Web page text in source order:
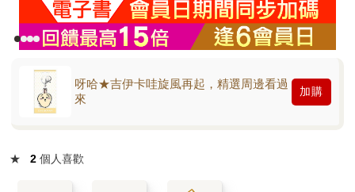
呀哈★吉伊卡哇旋風再起，精選周邊看過
來
加購
★ 2 個人喜歡